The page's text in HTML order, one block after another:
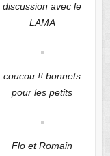
discussion avec le
LAMA
coucou !! bonnets
pour les petits
Flo et Romain